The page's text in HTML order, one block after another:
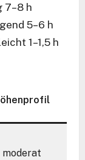
7–8 h
5–6 h
1–1,5 h
moderat